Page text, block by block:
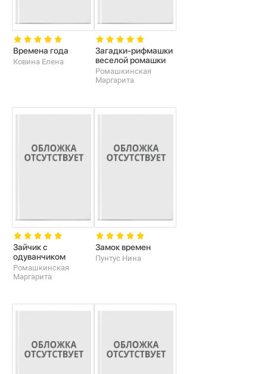
Времена года
Ковина Елена
Загадки-рифмашки
веселой ромашки
Ромашкинская
Маргарита
Зайчик с
одуванчиком
Ромашкинская
Маргарита
Замок времен
Пунтус Нина